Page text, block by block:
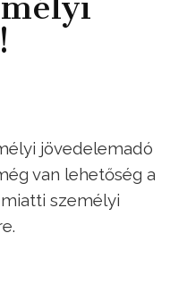
jövedelemadó
van lehetőség a
személyi